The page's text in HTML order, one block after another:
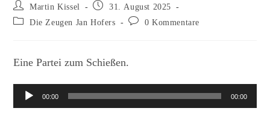
Beitrags-
Autor:
Martin Kissel
Beitrag
veröffentlicht:
31. August 2025
Beitrags-Die Zeugen Jan Hofers
Beitrags-0 Kommentare
Eine Partei zum Schießen.
Audio-00:00 00:00